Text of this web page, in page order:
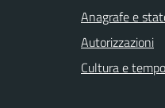
Anagrafe e
Autorizzazioni
Cultura e